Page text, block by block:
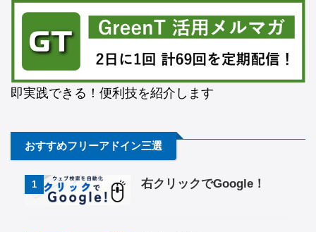
即実践できる！便利技を紹介します
おすすめフリーアドイン三選
1 右クリックでGoogle！